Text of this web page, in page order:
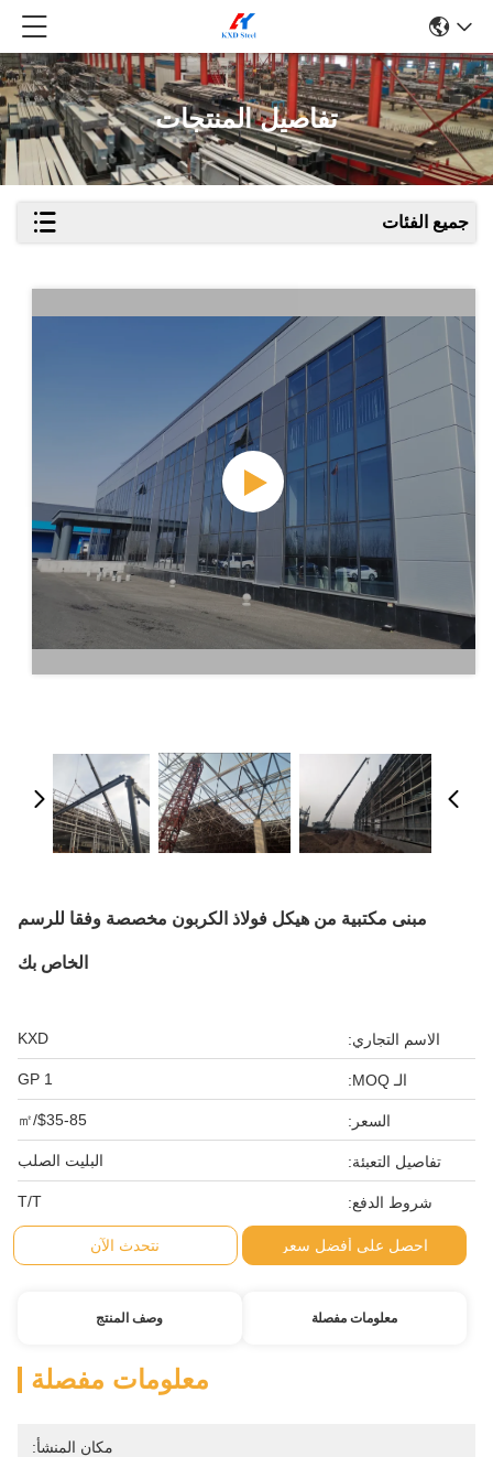
تفاصيل المنتجات
جميع الفئات
مبنى مكتبية من هيكل فولاذ الكربون مخصصة وفقا للرسم
الخاص بك
الاسم التجاري: KXD
الـ MOQ: 1 GP
السعر: $35-85/㎡
تفاصيل التعبئة: البليت الصلب
شروط الدفع: T/T
احصل على أفضل سعر نتحدث الآن
معلومات مفصلة وصف المنتج
معلومات مفصلة
مكان المنشأ: